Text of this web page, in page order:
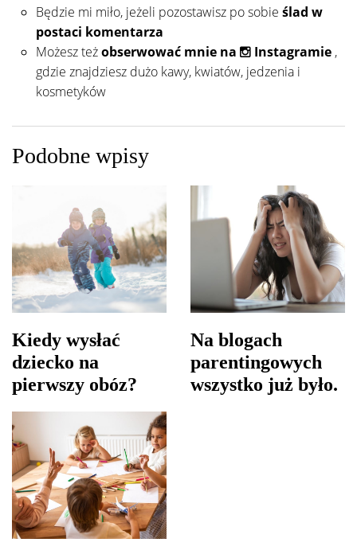
Będzie mi miło, jeżeli pozostawisz po sobie ślad w
postaci komentarza
Możesz teżobserwować mnie na Instagramie ,
gdzie znajdziesz dużo kawy, kwiatów, jedzenia i
kosmetyków
Podobne wpisy
Kiedy wysłać
dziecko na
pierwszy obóz?
Na blogach
parentingowych
wszystko już było.